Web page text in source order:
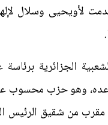
لأويحيى وسلال
الجزائرية
وهو حزب محسوب
من شقيق الرئيس